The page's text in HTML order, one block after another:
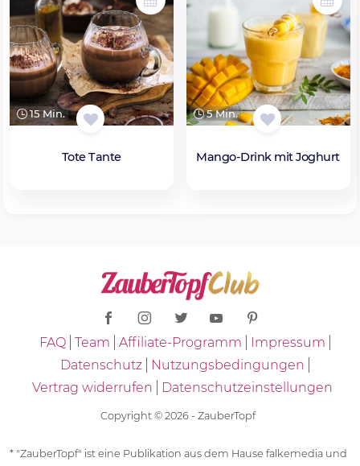
15 Min.
Tote Tante
5 Min.
Mango-Drink mit Joghurt
FAQ Team Affiliate-Programm
Impressum
Datenschutz
Nutzungsbedingungen
Vertrag widerrufen
Datenschutzeinstellungen
Copyright © 2026 - ZauberTopf
* "ZauberTopf" ist eine Publikation aus dem Hause falkemedia und